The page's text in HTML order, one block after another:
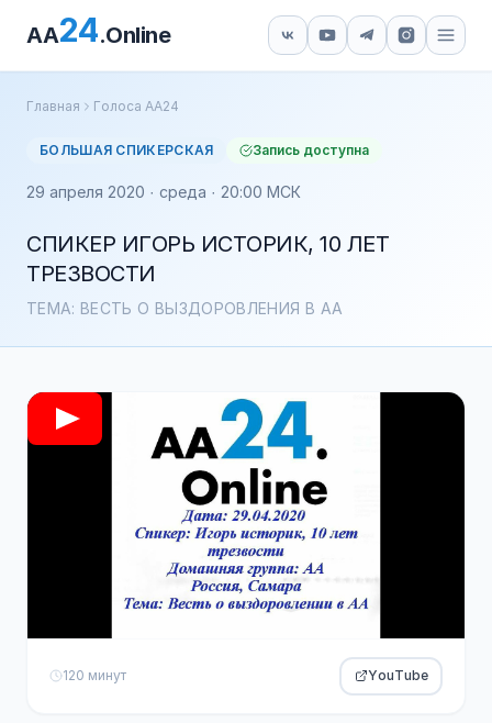
AA24.Online
Главная Голоса АА24
БОЛЬШАЯ СПИКЕРСКАЯ Запись доступна
29 апреля 2020 · среда · 20:00 МСК
СПИКЕР ИГОРЬ ИСТОРИК, 10 ЛЕТ
ТРЕЗВОСТИ
ТЕМА: ВЕСТЬ О ВЫЗДОРОВЛЕНИЯ В АА
120 минут YouTube